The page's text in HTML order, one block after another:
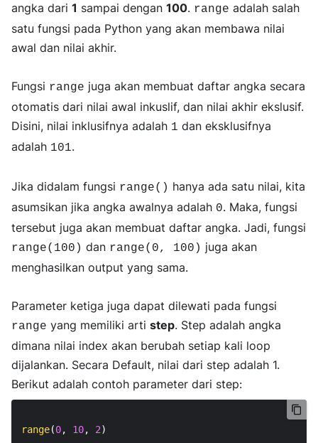
angka dari 1 sampai dengan 100. range adalah salah
satu fungsi pada Python yang akan membawa nilai
awal dan nilai akhir.
Fungsi range juga akan membuat daftar angka secara
otomatis dari nilai awal inkuslif, dan nilai akhir ekslusif.
Disini, nilai inklusifnya adalah 1 dan eksklusifnya
adalah 101.
Jika didalam fungsi range() hanya ada satu nilai, kita
asumsikan jika angka awalnya adalah 0. Maka, fungsi
tersebut juga akan membuat daftar angka. Jadi, fungsi
range(100) dan range(0, 100) juga akan
menghasilkan output yang sama.
Parameter ketiga juga dapat dilewati pada fungsi
range yang memiliki arti step. Step adalah angka
dimana nilai index akan berubah setiap kali loop
dijalankan. Secara Default, nilai dari step adalah 1.
Berikut adalah contoh parameter dari step:
range(0, 10, 2)